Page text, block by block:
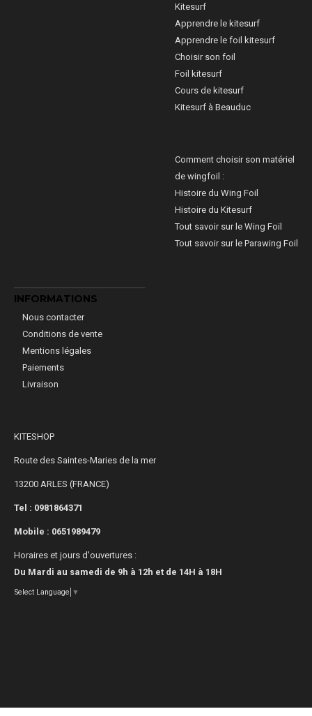
Kitesurf
Apprendre le kitesurf
Apprendre le foil kitesurf
Choisir son foil
Foil kitesurf
Cours de kitesurf
Kitesurf à Beauduc
Comment choisir son matériel
de wingfoil :
Histoire du Wing Foil
Histoire du Kitesurf
Tout savoir sur le Wing Foil
Tout savoir sur le Parawing Foil
INFORMATIONS
Nous contacter
Conditions de vente
Mentions légales
Paiements
Livraison
KITESHOP
Route des Saintes-Maries de la mer
13200 ARLES (FRANCE)
Tel : 0981864371
Mobile : 0651989479
Horaires et jours d'ouvertures :
Du Mardi au samedi de 9h à 12h et de 14H à 18H
Select Language ▼